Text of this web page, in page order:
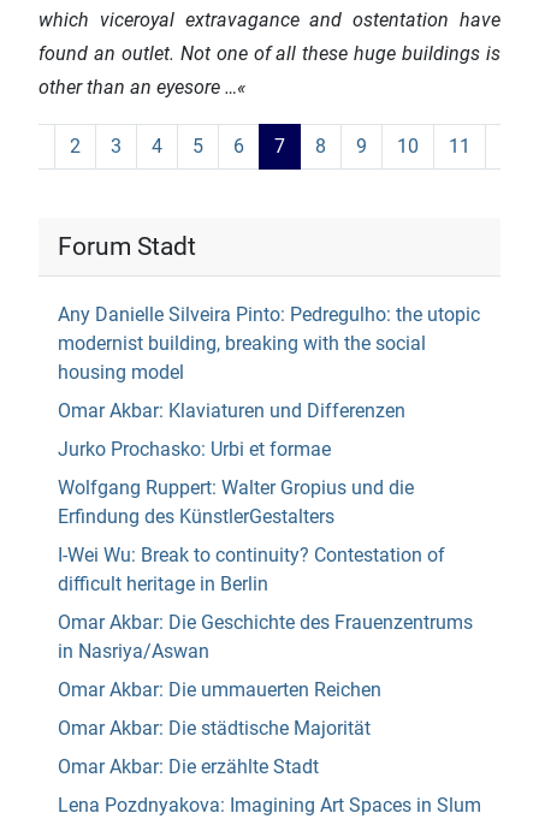
which viceroyal extravagance and ostentation have
found an outlet. Not one of all these huge buildings is
other than an eyesore …«
2 3 4 5 6 7 8 9 10 11
Forum Stadt
Any Danielle Silveira Pinto: Pedregulho: the utopic
modernist building, breaking with the social
housing model
Omar Akbar: Klaviaturen und Differenzen
Jurko Prochasko: Urbi et formae
Wolfgang Ruppert: Walter Gropius und die
Erfindung des KünstlerGestalters
I-Wei Wu: Break to continuity? Contestation of
difficult heritage in Berlin
Omar Akbar: Die Geschichte des Frauenzentrums
in Nasriya/Aswan
Omar Akbar: Die ummauerten Reichen
Omar Akbar: Die städtische Majorität
Omar Akbar: Die erzählte Stadt
Lena Pozdnyakova: Imagining Art Spaces in Slum